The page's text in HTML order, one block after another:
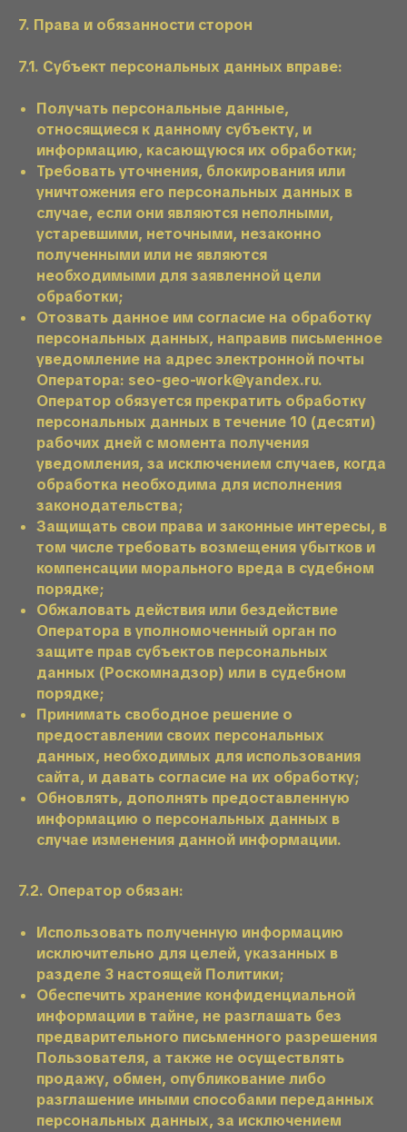
7. Права и обязанности сторон
7.1. Субъект персональных данных вправе:
Получать персональные данные,
относящиеся к данному субъекту, и
информацию, касающуюся их обработки;
Требовать уточнения, блокирования или
уничтожения его персональных данных в
случае, если они являются неполными,
устаревшими, неточными, незаконно
полученными или не являются
необходимыми для заявленной цели
обработки;
Отозвать данное им согласие на обработку
персональных данных, направив письменное
уведомление на адрес электронной почты
Оператора: seo-geo-work@yandex.ru.
Оператор обязуется прекратить обработку
персональных данных в течение 10 (десяти)
рабочих дней с момента получения
уведомления, за исключением случаев, когда
обработка необходима для исполнения
законодательства;
Защищать свои права и законные интересы, в
том числе требовать возмещения убытков и
компенсации морального вреда в судебном
порядке;
Обжаловать действия или бездействие
Оператора в уполномоченный орган по
защите прав субъектов персональных
данных (Роскомнадзор) или в судебном
порядке;
Принимать свободное решение о
предоставлении своих персональных
данных, необходимых для использования
сайта, и давать согласие на их обработку;
Обновлять, дополнять предоставленную
информацию о персональных данных в
случае изменения данной информации.
7.2. Оператор обязан:
Использовать полученную информацию
исключительно для целей, указанных в
разделе 3 настоящей Политики;
Обеспечить хранение конфиденциальной
информации в тайне, не разглашать без
предварительного письменного разрешения
Пользователя, а также не осуществлять
продажу, обмен, опубликование либо
разглашение иными способами переданных
персональных данных, за исключением